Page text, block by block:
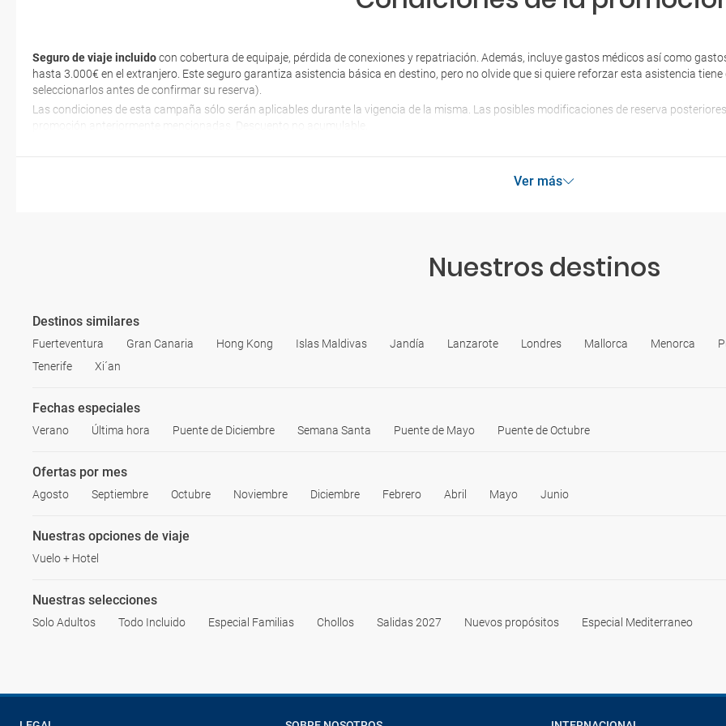
áreas de las provincias de Xinjiang, Qinghai, Heilongjiang y
entradas, o bien, en caso de poseer un visado de una sola
en China continental. En este sentido, no olvides que es bastante
Seguro de viaje incluidocon cobertura de equipaje, pérdida de conexiones y repatriación. Además, incluye gastos médicos así como
hasta 3.000€ en el extranjero. Este seguro garantiza asistencia básica en destino, pero no olvide que si quiere reforzar esta asistencia
seleccionarlos antes de confirmar su reserva).
Las condiciones de esta campaña sólo serán aplicables durante la vigencia de la misma. Las posibles modificaciones de reserva
promoción anteriormente mencionadas. Descuento no acumulable.
Ver más
Nuestros destinos
Destinos similares
Fuerteventura Gran Canaria Hong Kong Islas Maldivas Jandía Lanzarote Londres Mallorca Menorca
Tenerife
Xi´an
Fechas especiales
Verano Última hora Puente de Diciembre Semana Santa Puente de Mayo Puente de Octubre
Ofertas por mes
Agosto Septiembre Octubre Noviembre Diciembre Febrero Abril Mayo Junio
Nuestras opciones de viaje
Vuelo + Hotel
Nuestras selecciones
Solo Adultos Todo Incluido Especial Familias Chollos Salidas 2027 Nuevos propósitos Especial Mediterraneo